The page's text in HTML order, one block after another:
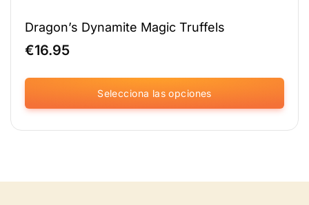
Dragon’s Dynamite Magic Truffels
€16.95
Selecciona las opciones
Este
producto